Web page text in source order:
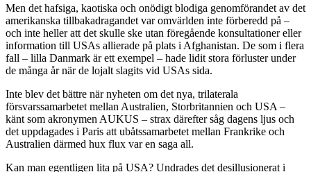
Men det hafsiga, kaotiska och onödigt blodiga genomförandet av det
amerikanska tillbakadragandet var omvärlden inte förberedd på –
och inte heller att det skulle ske utan föregående konsultationer eller
information till USAs allierade på plats i Afghanistan. De som i flera
fall – lilla Danmark är ett exempel – hade lidit stora förluster under
de många år när de lojalt slagits vid USAs sida.
Inte blev det bättre när nyheten om det nya, trilaterala
försvarssamarbetet mellan Australien, Storbritannien och USA –
känt som akronymen AUKUS – strax därefter såg dagens ljus och
det uppdagades i Paris att ubåtssamarbetet mellan Frankrike och
Australien därmed hux flux var en saga all.
Kan man egentligen lita på USA? Undrades det desillusionerat i